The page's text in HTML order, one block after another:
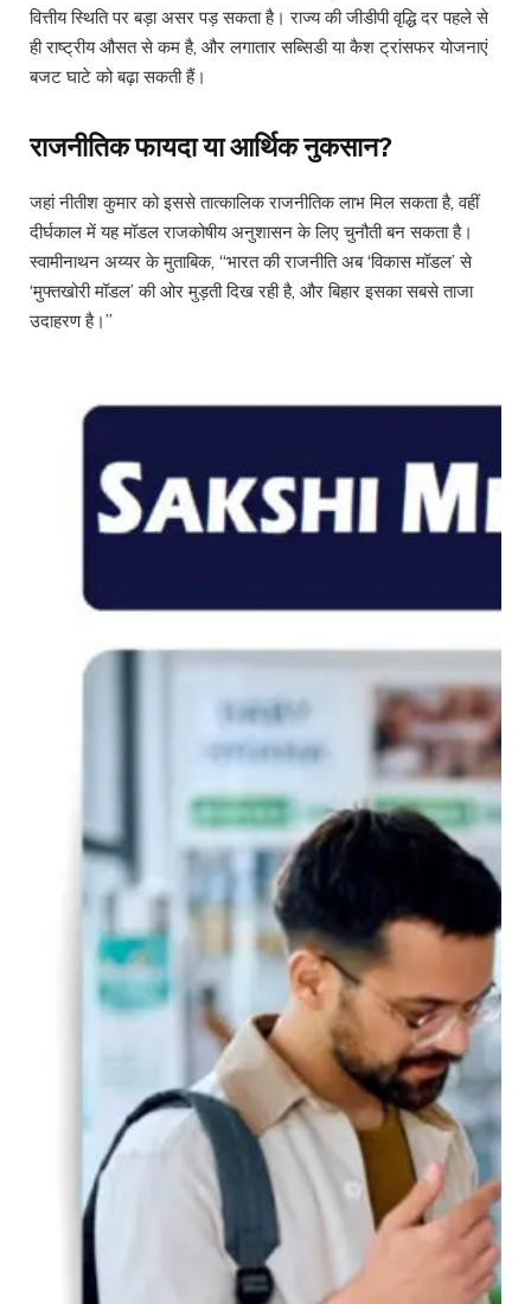
वित्तीय स्थिति पर बड़ा असर पड़ सकता है। राज्य की जीडीपी वृद्धि दर पहले से
ही राष्ट्रीय औसत से कम है, और लगातार सब्सिडी या कैश ट्रांसफर योजनाएं
बजट घाटे को बढ़ा सकती हैं।
राजनीतिक फायदा या आर्थिक नुकसान?
जहां नीतीश कुमार को इससे तात्कालिक राजनीतिक लाभ मिल सकता है, वहीं
दीर्घकाल में यह मॉडल राजकोषीय अनुशासन के लिए चुनौती बन सकता है।
स्वामीनाथन अय्यर के मुताबिक, “भारत की राजनीति अब ‘विकास मॉडल’ से
‘मुफ्तखोरी मॉडल’ की ओर मुड़ती दिख रही है, और बिहार इसका सबसे ताजा
उदाहरण है।”